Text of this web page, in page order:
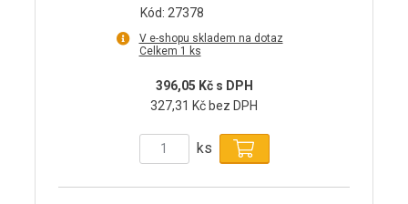
Kód: 27378
V e-shopu skladem na dotaz
Celkem 1 ks
396,05 Kč s DPH
327,31 Kč bez DPH
ks